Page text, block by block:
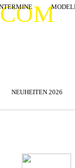
▼
NEUHEITEN 2026